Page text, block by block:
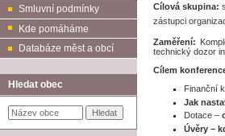
Smluvní podmínky
Kde pomáháme
Databáze měst a obcí
Hledat obec
Cílová skupina:
zástupci
Zaměření:
technický dozor
Cílem
Finanční
Jak
Dotace –
Úvěry –